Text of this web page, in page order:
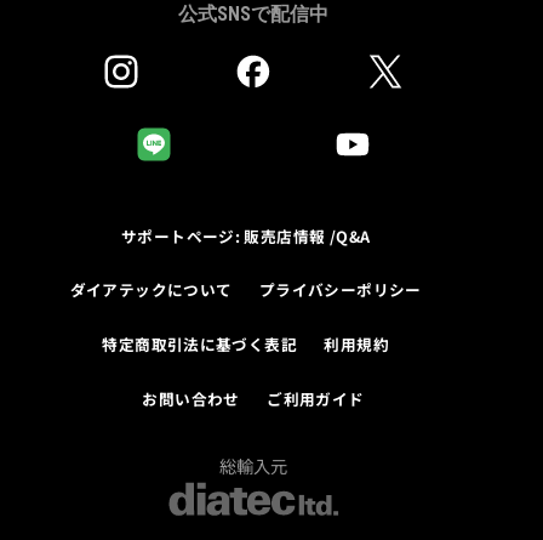
公式SNSで配信中
サポートページ: 販売店情報 /Q&A
ダイアテックについて プライバシーポリシー
特定商取引法に基づく表記 利用規約
お問い合わせ ご利用ガイド
総輸入元